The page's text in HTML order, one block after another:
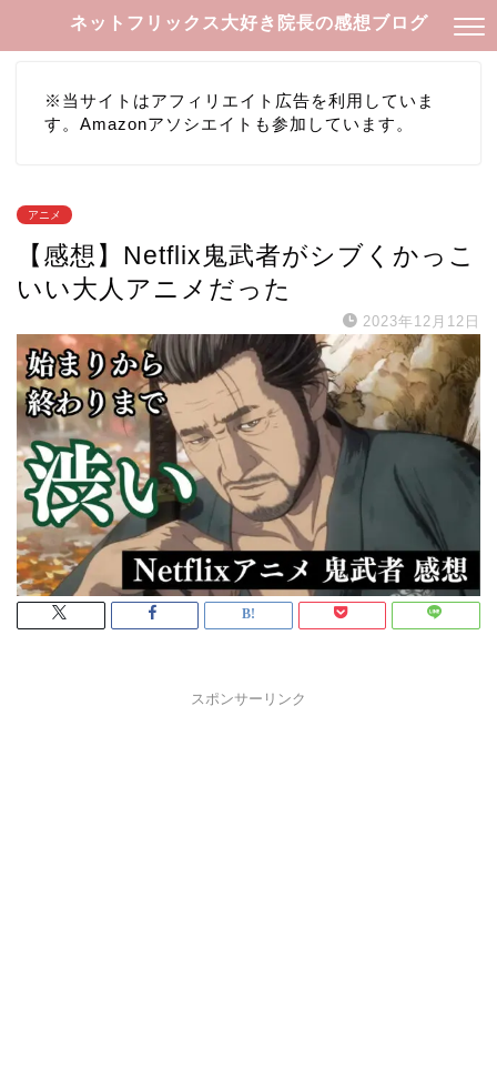
ネットフリックス大好き院長の感想ブログ
※当サイトはアフィリエイト広告を利用していま
す。Amazonアソシエイトも参加しています。
アニメ
【感想】Netflix鬼武者がシブくかっこ
いい大人アニメだった
2023年12月12日
スポンサーリンク